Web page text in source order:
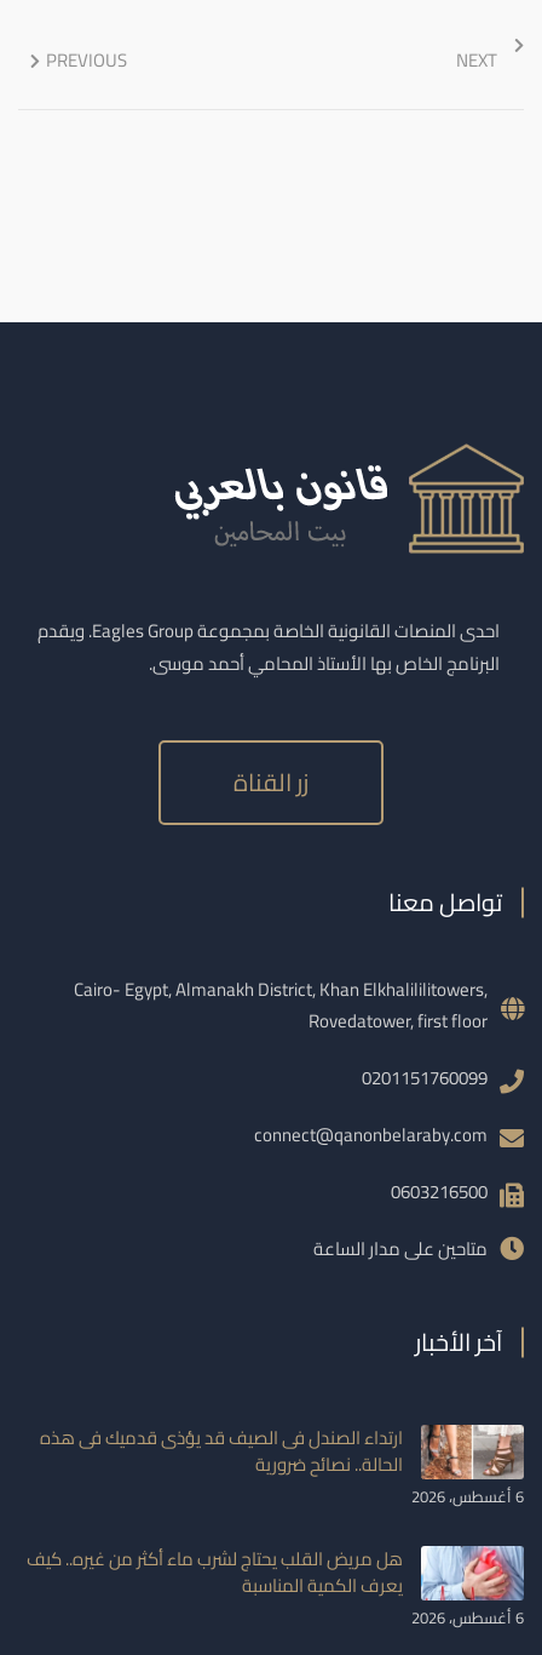
PREVIOUS NEXT
احدى المنصات القانونية الخاصة بمجموعة Eagles Group. ويقدم
البرنامج الخاص بها الأستاذ المحامي أحمد موسى.
زر القناة
تواصل معنا
Cairo- Egypt, Almanakh District, Khan Elkhalililitowers,
Rovedatower, first floor
0201151760099
connect@qanonbelaraby.com
0603216500
متاحين على مدار الساعة
آخر الأخبار
ارتداء الصندل فى الصيف قد يؤذى قدميك فى هذه
الحالة.. نصائح ضرورية
6 أغسطس، 2026
هل مريض القلب يحتاج لشرب ماء أكثر من غيره.. كيف
يعرف الكمية المناسبة
6 أغسطس، 2026